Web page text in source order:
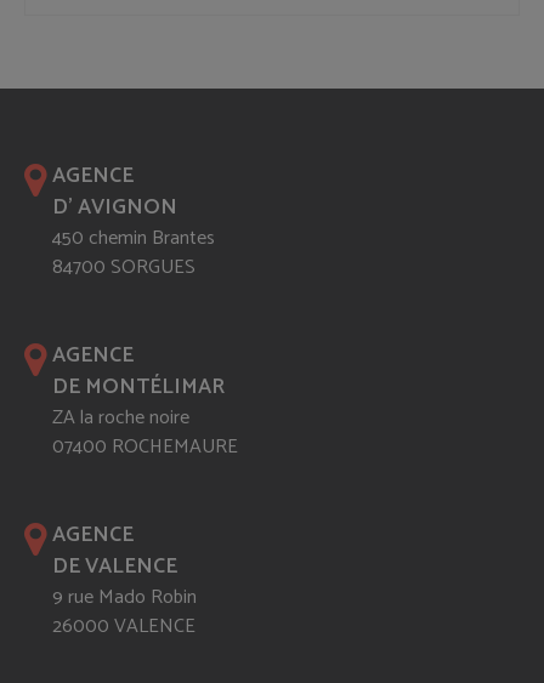
AGENCE
D' AVIGNON
450 chemin Brantes
84700 SORGUES
AGENCE
DE MONTÉLIMAR
ZA la roche noire
07400 ROCHEMAURE
AGENCE
DE VALENCE
9 rue Mado Robin
26000 VALENCE